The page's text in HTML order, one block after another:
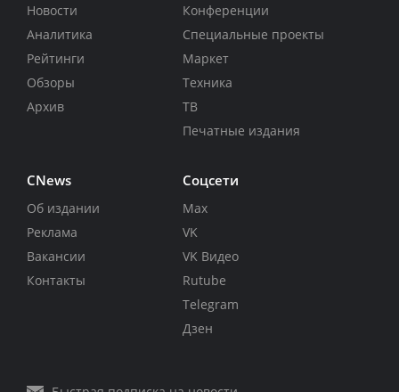
Новости
Аналитика
Рейтинги
Обзоры
Архив
Конференции
Специальные проекты
Маркет
Техника
ТВ
Печатные издания
CNews
Об издании
Реклама
Вакансии
Контакты
Соцсети
Max
VK
VK Видео
Rutube
Telegram
Дзен